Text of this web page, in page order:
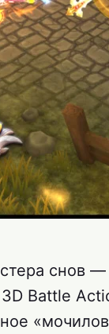
снов —
Battle